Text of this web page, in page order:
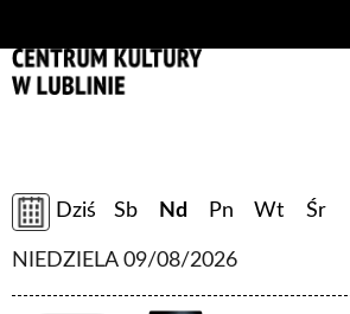
0,00
14 52
Dziś Sb Nd Pn Wt Śr
NIEDZIELA 09/08/2026